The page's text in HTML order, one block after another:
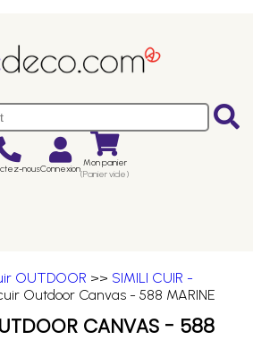
nousConnexion Mon panier
(Panier vide)
OUTDOOR >> SIMILI CUIR -
Outdoor Canvas - 588 MARINE
CANVAS - 588